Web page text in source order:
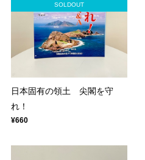
SOLDOUT
日本固有の領土 尖閣を守
れ！
¥660